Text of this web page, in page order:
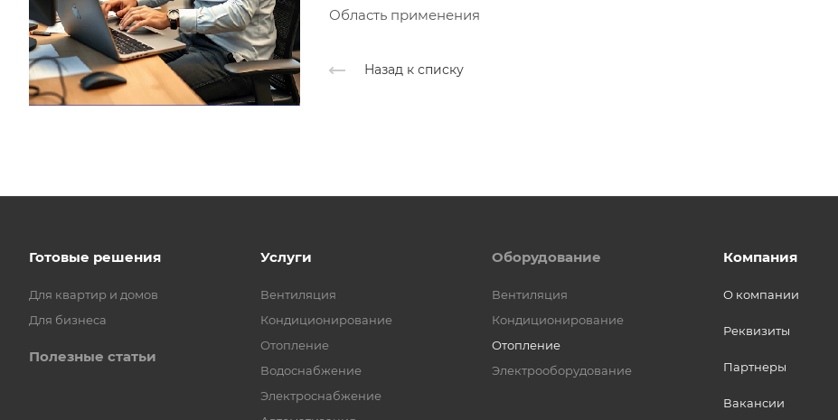
Область применения
Назад к списку
Готовые решения
Для квартир и домов
Для бизнеса
Полезные статьи
Услуги
Вентиляция
Кондиционирование
Отопление
Водоснабжение
Электроснабжение
Оборудование
Вентиляция
Кондиционирование
Отопление
Электрооборудование
Компания
О компании
Реквизиты
Партнеры
Вакансии